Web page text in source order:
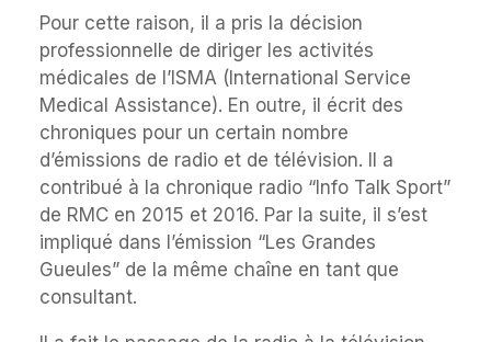
Pour cette raison, il a pris la décision
professionnelle de diriger les activités
médicales de l’ISMA (International Service
Medical Assistance). En outre, il écrit des
chroniques pour un certain nombre
d’émissions de radio et de télévision. Il a
contribué à la chronique radio “Info Talk Sport”
de RMC en 2015 et 2016. Par la suite, il s’est
impliqué dans l’émission “Les Grandes
Gueules” de la même chaîne en tant que
consultant.